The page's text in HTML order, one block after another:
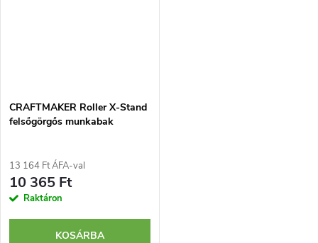
CRAFTMAKER Roller X-Stand
felsőgörgős munkabak
13 164 Ft ÁFA-val
10 365 Ft
Raktáron
KOSÁRBA